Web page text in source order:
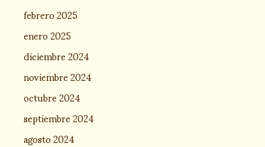
febrero 2025
enero 2025
diciembre 2024
noviembre 2024
octubre 2024
septiembre 2024
agosto 2024